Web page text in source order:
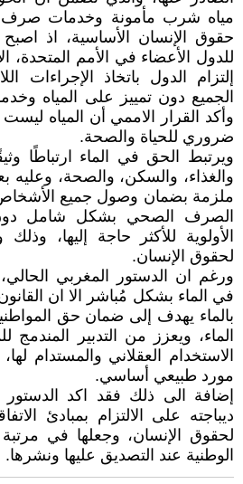
مياه شرب مأمونة وخدمات
حقوق الإنسان الأساسية، اذ اصبح
للدول الأعضاء في الأمم المتحدة،
إلتزام الدول باتخاذ الإجراءات
الجميع دون تمييز على المياه
وأكد القرار الاممي أن المياه
ضروري للحياة والصحة.
ويرتبط الحق في الماء ارتباطًا
والغذاء، والسكن، والصحة، وعليه
ملزمة بضمان وصول جميع
الصرف الصحي بشكل شامل دون
الأولوية للأكثر حاجة إليها،
لحقوق الإنسان.
ورغم ان الدستور المغربي
بالماء يهدف إلى ضمان حق
الماء، ويعزز من التدبير المندمج
الاستخدام العقلاني والمستدام
مورد طبيعي أساسي.
إضافة الى ذلك فقد اكد
ديباجته على الالتزام بمبادئ
لحقوق الإنسان، وجعلها في
الوطنية عند التصديق عليها ونشرها.